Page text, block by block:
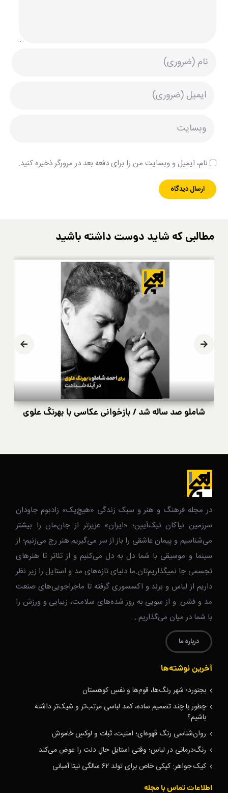
نام، ایمیل و وبسایت من را برای دفعه بعد در مرورگر ذخیره کنید.
مطالبی که شاید دوست داشته باشید
شاملو صد ساله شد / بازخوانی عکاسی با بهرنگ علوی
در مجله فرهنگ و هنر و سبک زندگی‌ «هیچ‌یک» زادبوم جاودان
سرزمین نیاکان نیک‌‌‌آیین؛ «ایران» عزیزتر از جان‌مان را بیشتر
می‌شناسیم و پیمان عاشقی را باز از سر می‌گیریم.هنر رج می‌زنیم؛ از
سینما و موسیقی با شما دل به دل می‌کنیم و از تئاتر تا هنرهای
تجسمی جا نمیگذاریم‌تان.ما دنیای تازه‌های مد و استایل را زیر نظر
داریم از لباس و برند و اکسسوری گرفته تا ماجراجویی‌های صنعت
مد و فشن. و از سویی به روز شده‌های سلامت، زیبایی و ورزش را
با شما در میان می‌گذاریم …
درباره ما
آخرین نوشته‌ها
بجنورد؛ شهر رنگ‌ها، قوم‌ها و نفسِ کوهستان
چطور با چند تصمیم ساده، کمد لباسی مرتب‌تر و شیک‌تر داشته
باشیم؟
روان‌شناسی رنگ قهوه‌ای؛ امنیت، ثبات و لوکسِ خاموش
رنگ‌درمانی در لباس؛ وقتی استایل حالِ دلت را عوض می‌کند
کیک جواهر: کیکی خاص برای تولد ۶۲ سالگی نیتا آمبانی
اطلاعات تماس با مجله